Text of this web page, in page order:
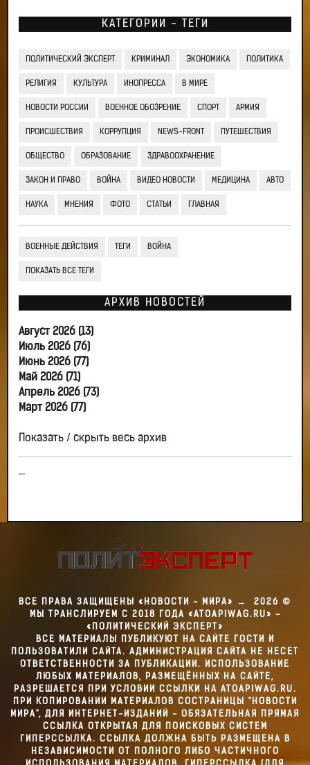
КАТЕГОРИИ - ТЕГИ
ПОЛИТИЧЕСКИЙ ЭКСПЕРТ КРИМИНАЛ ЭКОНОМИКА ПОЛИТИКА
РЕЛИГИЯ КУЛЬТУРА ИНОПРЕССА В МИРЕ
НОВОСТИ РОССИИ ВОЕННОЕ ОБОЗРЕНИЕ СПОРТ АРМИЯ
ПРОИСШЕСТВИЯ КОРРУПЦИЯ NEWS-FRONT ПУТЕШЕСТВИЯ
ОБЩЕСТВО ОБРАЗОВАНИЕ ЗДРАВООХРАНЕНИЕ
ЗАКОН И ПРАВО ВОЙНА ВИДЕО НОВОСТИ МЕДИЦИНА АВТО
НАУКА МНЕНИЯ ФОТО СТАТЬИ ГЛАВНАЯ
ВОЕННЫЕ ДЕЙСТВИЯ ТЕГИ ВОЙНА
ПОКАЗАТЬ ВСЕ ТЕГИ
АРХИВ НОВОСТЕЙ
Август 2026 (13)
Июль 2026 (76)
Июнь 2026 (77)
Май 2026 (71)
Апрель 2026 (73)
Март 2026 (77)
Показать / скрыть весь архив
...
ВСЕ ПРАВА ЗАЩИЩЕНЫ «НОВОСТИ - МИРА» → 2026 ©
МЫ ТРАНСЛИРУЕМ С 2018 ГОДА «ATOAPIWAG.RU» -
«ПОЛИТИЧЕСКИЙ ЭКСПЕРТ»
ВСЕ МАТЕРИАЛЫ ПУБЛИКУЮТ НА САЙТЕ ГОСТИ И
ПОЛЬЗОВАТИЛИ САЙТА. АДМИНИСТРАЦИЯ САЙТА НЕ НЕСЕТ
ОТВЕТСТВЕННОСТИ ЗА ПУБЛИКАЦИИ. ИСПОЛЬЗОВАНИЕ
ЛЮБЫХ МАТЕРИАЛОВ, РАЗМЕЩЁННЫХ НА САЙТЕ,
РАЗРЕШАЕТСЯ ПРИ УСЛОВИИ ССЫЛКИ НА ATOAPIWAG.RU.
ПРИ КОПИРОВАНИИ МАТЕРИАЛОВ СОСТРАНИЦЫ "НОВОСТИ
МИРА", ДЛЯ ИНТЕРНЕТ-ИЗДАНИЙ - ОБЯЗАТЕЛЬНАЯ ПРЯМАЯ
ССЫЛКА ОТКРЫТАЯ ДЛЯ ПОИСКОВЫХ СИСТЕМ
ГИПЕРССЫЛКА. ССЫЛКА ДОЛЖНА БЫТЬ РАЗМЕЩЕНА В
НЕЗАВИСИМОСТИ ОТ ПОЛНОГО ЛИБО ЧАСТИЧНОГО